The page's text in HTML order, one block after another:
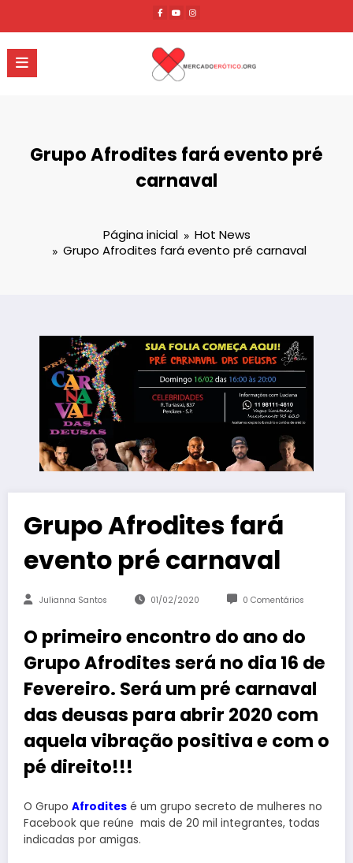
o
conteúdo
Grupo Afrodites fará evento pré
carnaval
Página inicial
Hot News
Grupo Afrodites fará evento pré carnaval
Grupo Afrodites fará
evento pré carnaval
Julianna Santos 01/02/2020 0 Comentários
O primeiro encontro do ano do
Grupo Afrodites será no dia 16 de
Fevereiro. Será um pré carnaval
das deusas para abrir 2020 com
aquela vibração positiva e com o
pé direito!!!
O Grupo Afrodites é um grupo secreto de mulheres no
Facebook que reúne mais de 20 mil integrantes, todas
indicadas por amigas.